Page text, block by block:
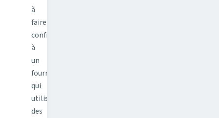
à
faire
confiance
à
un
fournisseur
qui
utilise
des